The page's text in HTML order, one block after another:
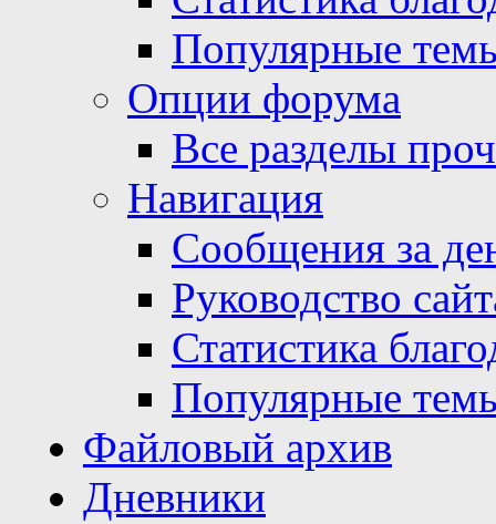
Популярные
Опции форума
Все разделы
Навигация
Сообщения за
Руководство
Статистика
Популярные
Файловый архив
Дневники